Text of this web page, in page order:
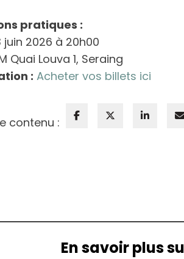
pratiques :
juin 2026 à 20h00
Quai Louva 1, Seraing
: Acheter vos billets ici
contenu :
En savoir plus